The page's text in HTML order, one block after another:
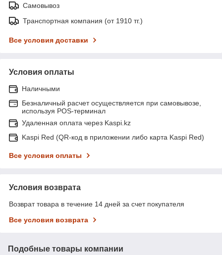
Самовывоз
Транспортная компания (от 1910 тг.)
Все условия доставки
Условия оплаты
Наличными
Безналичный расчет осуществляется при самовывозе,
используя POS-терминал
Удаленная оплата через Kaspi.kz
Kaspi Red (QR-код в приложении либо карта Kaspi Red)
Все условия оплаты
Условия возврата
Возврат товара в течение 14 дней за счет покупателя
Все условия возврата
Подобные товары компании